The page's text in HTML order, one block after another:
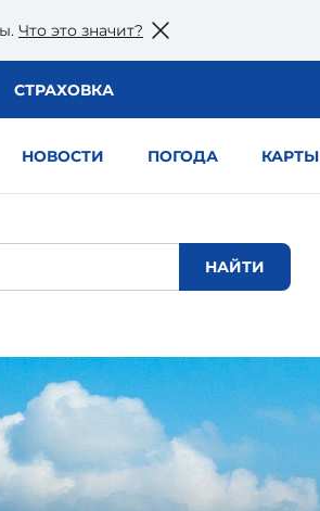
Что это значит?
СТРАХОВКА
НОВОСТИ ПОГОДА КАРТЫ